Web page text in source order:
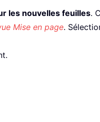
les nouvelles feuilles.
Mise en page.